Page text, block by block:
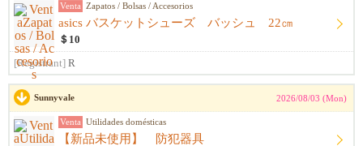
Venta Zapatos / Bolsas / Accesorios
asics バスケットシューズ バッシュ 22㎝
＄10
[Registrant] R
Sunnyvale 2026/08/03 (Mon)
Venta Utilidades domésticas
【新品未使用】 防犯器具